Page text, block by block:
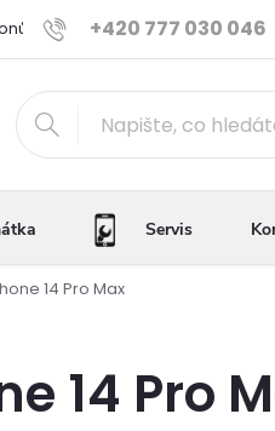
+420 777 030 046
Ověřené iPhony
Servis
14 Pro Max
14 Pro